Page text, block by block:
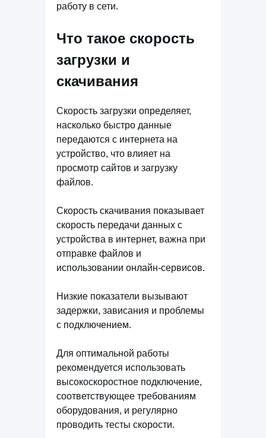
работу в сети.
Что такое скорость
загрузки и
скачивания
Скорость загрузки определяет,
насколько быстро данные
передаются с интернета на
устройство, что влияет на
просмотр сайтов и загрузку
файлов.
Скорость скачивания показывает
скорость передачи данных с
устройства в интернет, важна при
отправке файлов и
использовании онлайн-сервисов.
Низкие показатели вызывают
задержки, зависания и проблемы
с подключением.
Для оптимальной работы
рекомендуется использовать
высокоскоростное подключение,
соответствующее требованиям
оборудования, и регулярно
проводить тесты скорости.